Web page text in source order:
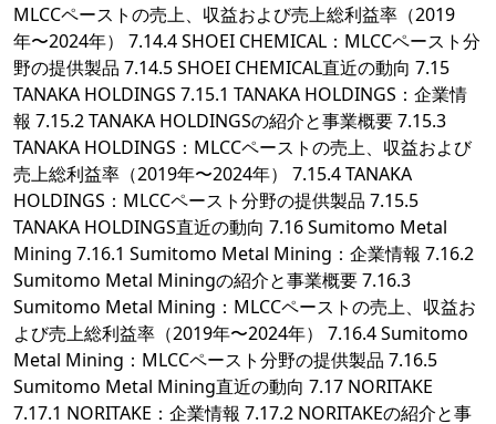
MLCCペーストの売上、収益および売上総利益率（2019
年〜2024年） 7.14.4 SHOEI CHEMICAL：MLCCペースト分
野の提供製品 7.14.5 SHOEI CHEMICAL直近の動向 7.15
TANAKA HOLDINGS 7.15.1 TANAKA HOLDINGS：企業情
報 7.15.2 TANAKA HOLDINGSの紹介と事業概要 7.15.3
TANAKA HOLDINGS：MLCCペーストの売上、収益および
売上総利益率（2019年〜2024年） 7.15.4 TANAKA
HOLDINGS：MLCCペースト分野の提供製品 7.15.5
TANAKA HOLDINGS直近の動向 7.16 Sumitomo Metal
Mining 7.16.1 Sumitomo Metal Mining：企業情報 7.16.2
Sumitomo Metal Miningの紹介と事業概要 7.16.3
Sumitomo Metal Mining：MLCCペーストの売上、収益お
よび売上総利益率（2019年〜2024年） 7.16.4 Sumitomo
Metal Mining：MLCCペースト分野の提供製品 7.16.5
Sumitomo Metal Mining直近の動向 7.17 NORITAKE
7.17.1 NORITAKE：企業情報 7.17.2 NORITAKEの紹介と事